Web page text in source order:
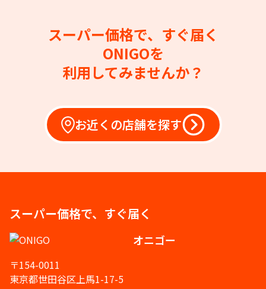
スーパー価格で、すぐ届く
ONIGOを
利用してみませんか？
お近くの店舗を探す
スーパー価格で、すぐ届く
オニゴー
〒154-0011
東京都世田谷区上馬1-17-5